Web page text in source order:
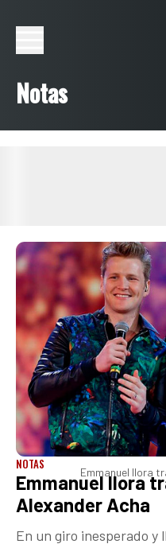
Notas
Emmanuel llora
NOTAS
Emmanuel llora
Alexander Acha
En un giro inesperado y